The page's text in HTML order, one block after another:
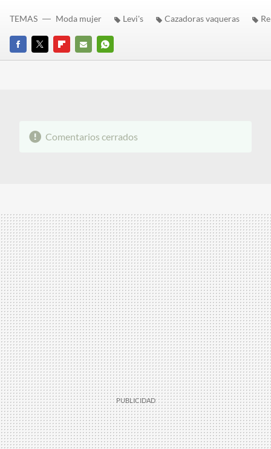
FACEBOOK
TWITTERFLIPBOARD
E-
WHATSAPP
TEMAS Moda mujer Levi's Cazadoras vaqueras
Comentarios cerrados